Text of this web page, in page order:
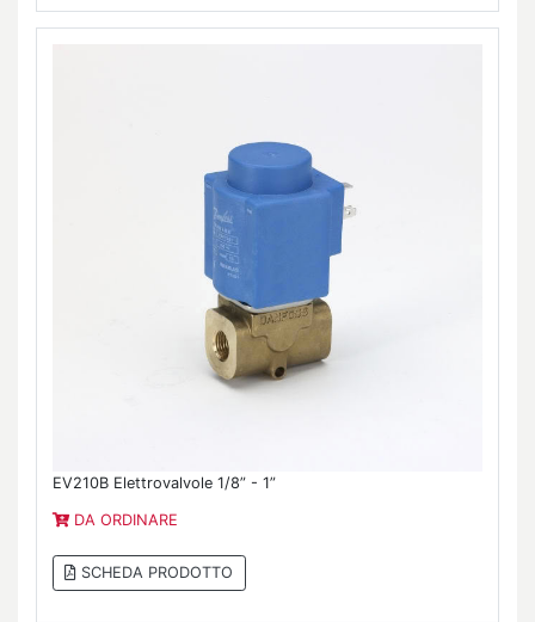
EV210B Elettrovalvole 1/8” - 1”
DA ORDINARE
SCHEDA PRODOTTO